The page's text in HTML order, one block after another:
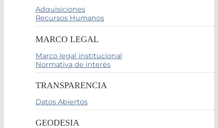
Adquisiciones
Recursos Humanos
MARCO LEGAL
Marco legal institucional
Normativa de interés
TRANSPARENCIA
Datos Abiertos
GEODESIA